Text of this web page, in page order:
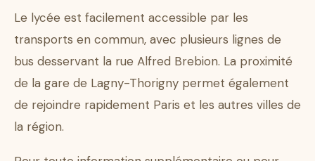
Le lycée est facilement accessible par les
transports en commun, avec plusieurs lignes de
bus desservant la rue Alfred Brebion. La proximité
de la gare de Lagny-Thorigny permet également
de rejoindre rapidement Paris et les autres villes de
la région.